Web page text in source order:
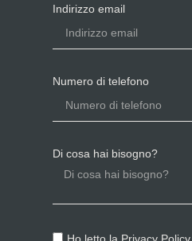
Indirizzo email
Numero di telefono
Di cosa hai bisogno?